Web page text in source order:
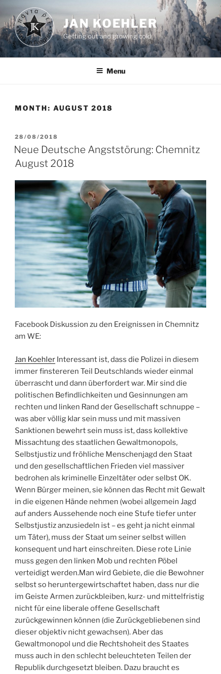
content
JAN KOEHLER
Getting out and growing cold
Menu
MONTH: AUGUST 2018
POSTED
ON
28/08/2018
Neue Deutsche Angststörung: Chemnitz
August 2018
Facebook Diskussion zu den Ereignissen in Chemnitz
am WE:
Jan Koehler Interessant ist, dass die Polizei in diesem
immer finstereren Teil Deutschlands wieder einmal
überrascht und dann überfordert war. Mir sind die
politischen Befindlichkeiten und Gesinnungen am
rechten und linken Rand der Gesellschaft schnuppe –
was aber völlig klar sein muss und mit massiven
Sanktionen bewehrt sein muss ist, dass kollektive
Missachtung des staatlichen Gewaltmonopols,
Selbstjustiz und fröhliche Menschenjagd den Staat
und den gesellschaftlichen Frieden viel massiver
bedrohen als kriminelle Einzeltäter oder selbst OK.
Wenn Bürger meinen, sie können das Recht mit Gewalt
in die eigenen Hände nehmen (wobei allgemein Jagd
auf anders Aussehende noch eine Stufe tiefer unter
Selbstjustiz anzusiedeln ist – es geht ja nicht einmal
um Täter), muss der Staat um seiner selbst willen
konsequent und hart einschreiten. Diese rote Linie
muss gegen den linken Mob und rechten Pöbel
verteidigt werden.Man wird Gebiete, die die Bewohner
selbst so heruntergewirtschaftet haben, dass nur die
im Geiste Armen zurückbleiben, kurz- und mittelfristig
nicht für eine liberale offene Gesellschaft
zurückgewinnen können (die Zurückgebliebenen sind
dieser objektiv nicht gewachsen). Aber das
Gewaltmonopol und die Rechtshoheit des Staates
muss auch in den schlecht beleuchteten Teilen der
Republik durchgesetzt bleiben. Dazu braucht es